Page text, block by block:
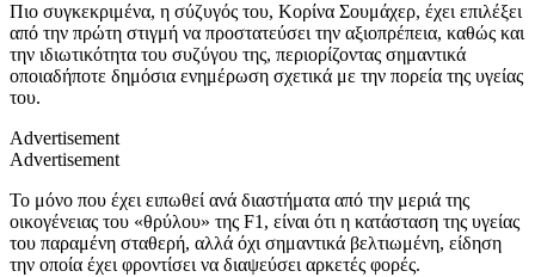
Πιο συγκεκριμένα, η σύζυγός του, Κορίνα Σουμάχερ, έχει επιλέξει
από την πρώτη στιγμή να προστατεύσει την αξιοπρέπεια, καθώς και
την ιδιωτικότητα του συζύγου της, περιορίζοντας σημαντικά
οποιαδήποτε δημόσια ενημέρωση σχετικά με την πορεία της υγείας
του.
Advertisement
Advertisement
Το μόνο που έχει ειπωθεί ανά διαστήματα από την μεριά της
οικογένειας του «θρύλου» της F1, είναι ότι η κατάσταση της υγείας
του παραμένη σταθερή, αλλά όχι σημαντικά βελτιωμένη, είδηση
την οποία έχει φροντίσει να διαψεύσει αρκετές φορές.